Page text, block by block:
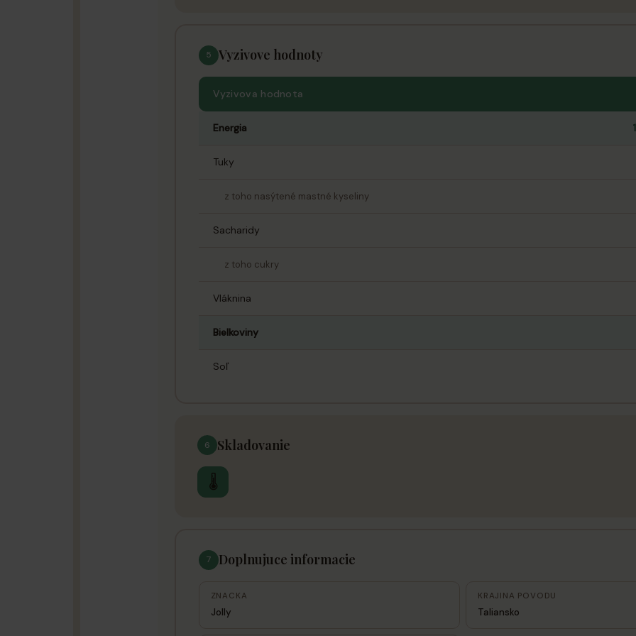
5 Vyzivove hodnoty
Vyzivova hodnota
Energia
Tuky
z toho nasýtené mastné kyseliny
Sacharidy
z toho cukry
Vláknina
Bielkoviny
Soľ
6 Skladovanie
🌡
7 Doplnujuce informacie
ZNACKA
Jolly
KRAJINA POVODU
Taliansko